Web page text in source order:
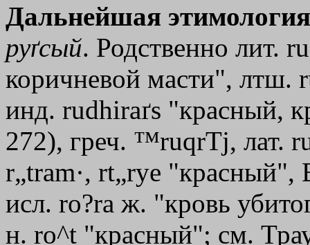
Дальнейшая
руґсый. Родственно лит.
коричневой масти", лтш.
инд. rudhiraґs "красный,
272), греч. ™ruqrТj, лат.
r„tram·, rt„rye
исл. ro?ra ж. "кровь
н. ro^t "красный"; см.